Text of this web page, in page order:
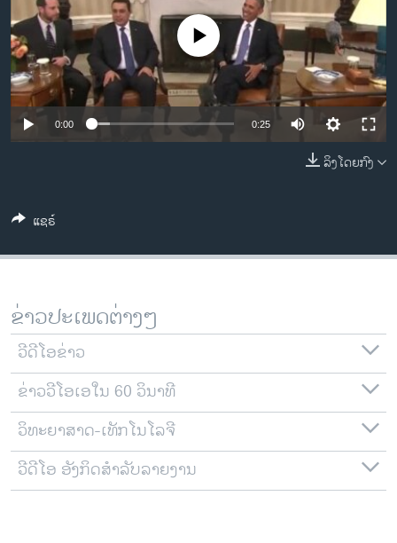
ເອເຊຍ
ອິດສະຫຼະພາບດ້ານການຂ່າວ
ຊີວິດຊາວລາວ
ຊຸມຊົນຊາວລາວ
ວິທະຍາສາດ-ເທັກໂນໂລຈີ
ພາສາອັງກິດ
ລາຍການກະຈາຍສຽງ
ລາຍງານ
ຕິດຕາມພວກເຮົາ ທີ່
ພາສາຕ່າງໆ
No media source currently available
0:00 0:25
ລິງໂດຍກົງ
ແຊຣ໌
ຂ່າວປະເພດຕ່າງໆ
ວີດີໂອຂ່າວ
ຂ່າວວີໂອເອໃນ 60 ວິນາທີ
ວິທະຍາສາດ-ເທັກໂນໂລຈີ
ວີດີໂອ ອັງກິດສຳລັບລາຍງານ